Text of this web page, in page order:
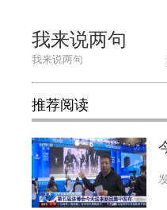
我来说两句
推荐阅读